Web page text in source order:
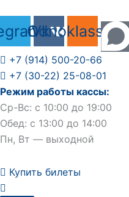
содержимому
Vk
Odnoklassniki
+7 (914) 500-20-66
+7 (30-22) 25-08-01
Режим работы кассы:
Ср-Вс: с 10:00 до 19:00
Обед: с 13:00 до 14:00
Пн, Вт — выходной
Купить билеты